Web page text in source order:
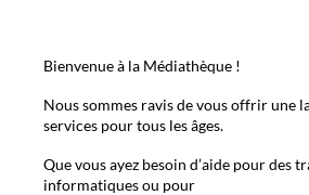
Bienvenue à la Médiathèque !
Nous sommes ravis de vous offrir une
services pour tous les âges.
Que vous ayez besoin d’aide pour des
informatiques ou pour